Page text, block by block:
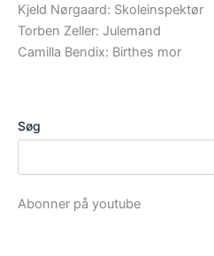
Kjeld Nørgaard: Skoleinspektør
Torben Zeller: Julemand
Camilla Bendix: Birthes mor
Søg
Abonner på youtube